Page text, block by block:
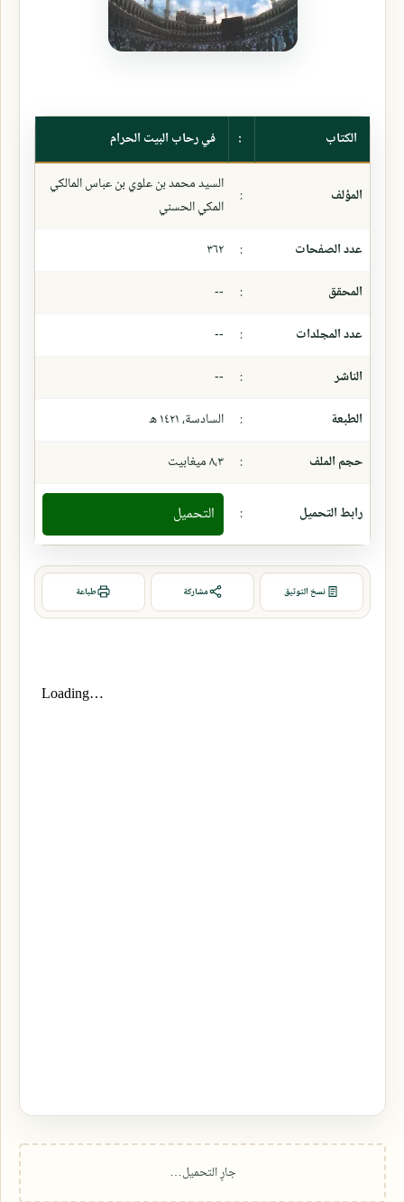
الكتاب : في رحاب البيت الحرام
المؤلف :
السيد محمد بن علوي بن عباس المالكي
المكي الحسني
عدد الصفحات
:
٣٦٢
المحقق
:
--
عدد المجلدات
:
--
الناشر
:
--
الطبعة
:
السادسة، ١٤٢١ ھ
حجم الملف
: ٨،٣ ميغابيت
رابط التحميل : التحميل
نسخ التوثيق مشاركة طباعة